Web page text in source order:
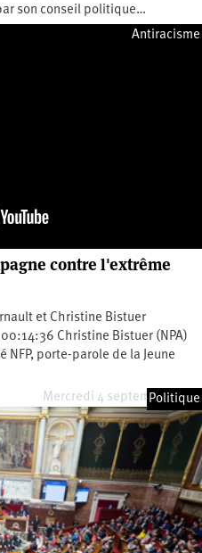
son conseil politique…
Mardi 1 octobre 2024
Antiracisme
contre l'extrême
et Christine Bistuer
Christine Bistuer (NPA)
porte-parole de la Jeune
Mercredi 4 septembre 2024
Politique